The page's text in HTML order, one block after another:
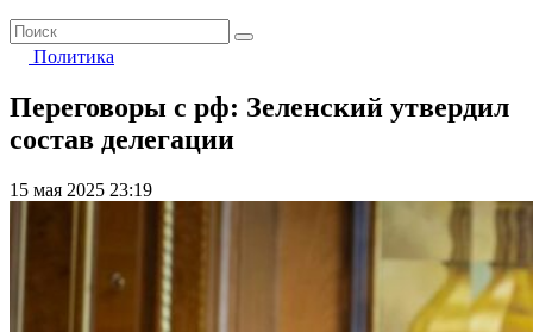
Политика
Переговоры с рф: Зеленский утвердил
состав делегации
15 мая 2025 23:19